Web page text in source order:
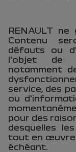
RENAULT
Contenu
défauts ou
l'objet de
notamment
service, des
ou
pour des
desquelles
tout en œuvre
échéant.